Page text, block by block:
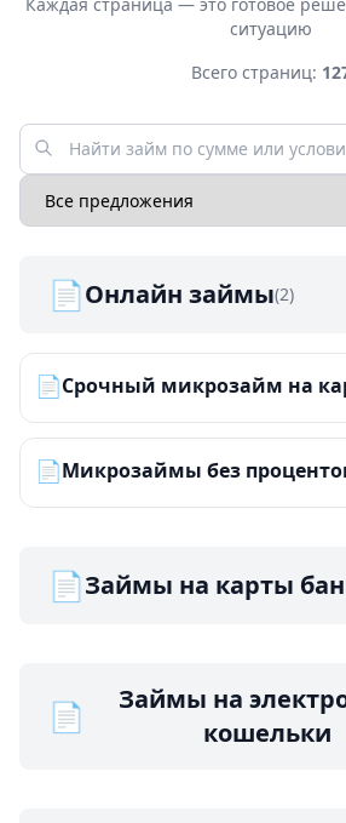
ситуацию
Всего страниц:
📄Онлайн займы(2)
📄
📄
📄Займы на карты
📄
Займы на
кошельки